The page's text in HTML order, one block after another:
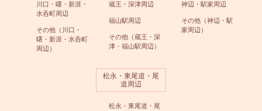
川口・曙・新涯・
水呑町周辺
その他（川口・
曙・新涯・水呑町
周辺）
蔵王・深津周辺
福山駅周辺
その他（蔵王・深
津・福山駅周辺）
神辺・駅家周辺
その他（神辺・駅
家周辺）
松永・東尾道・尾
道周辺
松永・東尾道・尾